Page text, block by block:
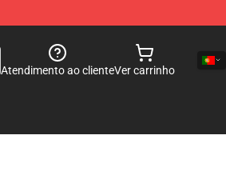
Atendimento ao clienteVer carrinho